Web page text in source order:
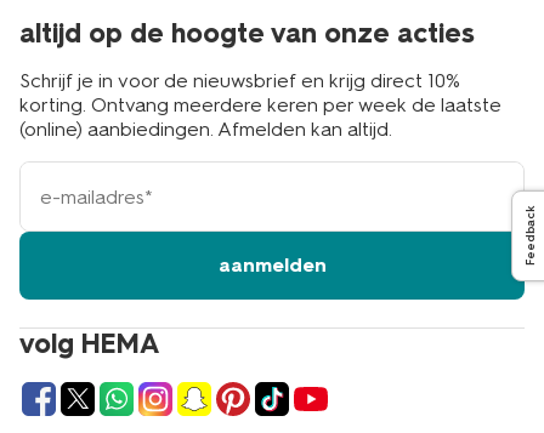
volg HEMA
altijd op de hoogte van onze acties
Schrijf je in voor de nieuwsbrief en krijg direct 10%
korting. Ontvang meerdere keren per week de laatste
(online) aanbiedingen. Afmelden kan altijd.
e-
mailadres
aanmelden Feedback